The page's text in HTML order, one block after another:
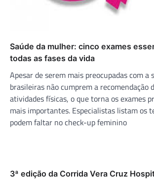
Saúde da mulher: cinco exames
todas as fases da vida
Apesar de serem mais preocupadas com a
brasileiras não cumprem a recomendação
atividades físicas, o que torna os exames
mais importantes. Especialistas listam os
podem faltar no check-up feminino
3ª edição da Corrida Vera Cruz